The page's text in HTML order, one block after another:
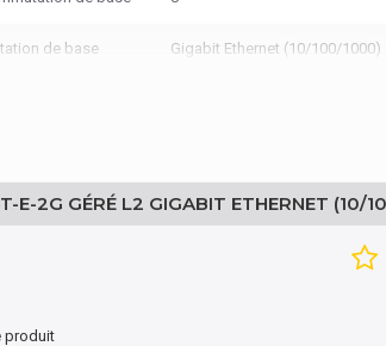
de base Gigabit Ethernet (10/100/1000)
50/60 Hz
E-2G GÉRÉ L2 GIGABIT ETHERNET (10/
produit